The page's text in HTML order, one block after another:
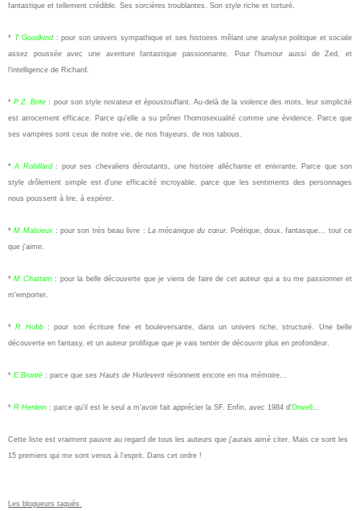
fantastique et tellement crédible. Ses sorcières troublantes. Son style riche et torturé.
* T Goodkind: pour son univers sympathique et ses histoires mêlant une analyse politique et sociale
assez poussée avec une aventure fantastique passionnante. Pour l'humour aussi de Zed, et
l'intelligence de Richard.
* P Z. Brite : pour son style novateur et époustouflant. Au-delà de la violence des mots, leur simplicité
est atrocement efficace. Parce qu'elle a su prôner l'homosexualité comme une évidence. Parce que
ses vampires sont ceux de notre vie, de nos frayeurs, de nos tabous.
*A Robillard: pour ses chevaliers déroutants, une histoire alléchante et enivrante. Parce que son
style drôlement simple est d'une efficacité incroyable, parce que les sentiments des personnages
nous poussent à lire, à espérer.
*M Malzieux: pour son très beau livre : La mécanique du cœur. Poétique, doux, fantasque... tout ce
que j'aime.
*M Chattam : pour la belle découverte que je viens de faire de cet auteur qui a su me passionner et
m'emporter.
*R Hobb: pour son écriture fine et bouleversante, dans un univers riche, structuré. Une belle
découverte en fantasy, et un auteur prolifique que je vais tenter de découvrir plus en profondeur.
* E Brontë : parce que ses Hauts de Hurlevent résonnent encore en ma mémoire...
* R Henlein : parce qu'il est le seul a m'avoir fait apprécier la SF. Enfin, avec 1984 d'Orwell
Cette liste est vraiment pauvre au regard de tous les auteurs que j'aurais aimé citer. Mais ce sont les
15 premiers qui me sont venus à l'esprit. Dans cet ordre !
Les blogueurs tagués